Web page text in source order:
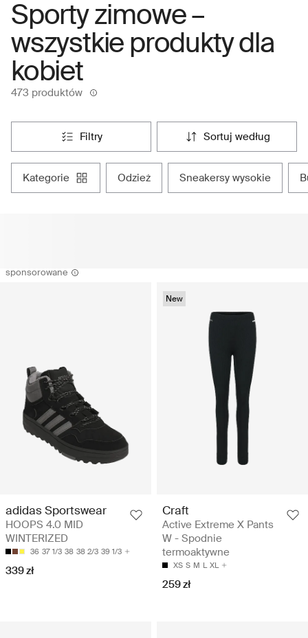
Sporty zimowe –
wszystkie produkty dla
kobiet
473 produktów
filtry sortuj według
kategorie odzież sneakersy wysokie
sponsorowane
adidas Sportswear
HOOPS 4.0 MID
WINTERIZED
36 37 1/3 38 38 2/3 39 1/3
339 zł
New
Craft
Active Extreme X Pants
W - Spodnie
termoaktywne
XS S M L XL
259 zł